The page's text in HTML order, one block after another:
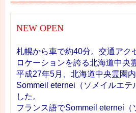
NEW OPEN
札幌から車で約40分。交通アク
ロケーションを誇る北海道中央
平成27年5月、北海道中央霊園
Sommeil eternei（ソメイルエテ
した。
フランス語でSommeil eternei（